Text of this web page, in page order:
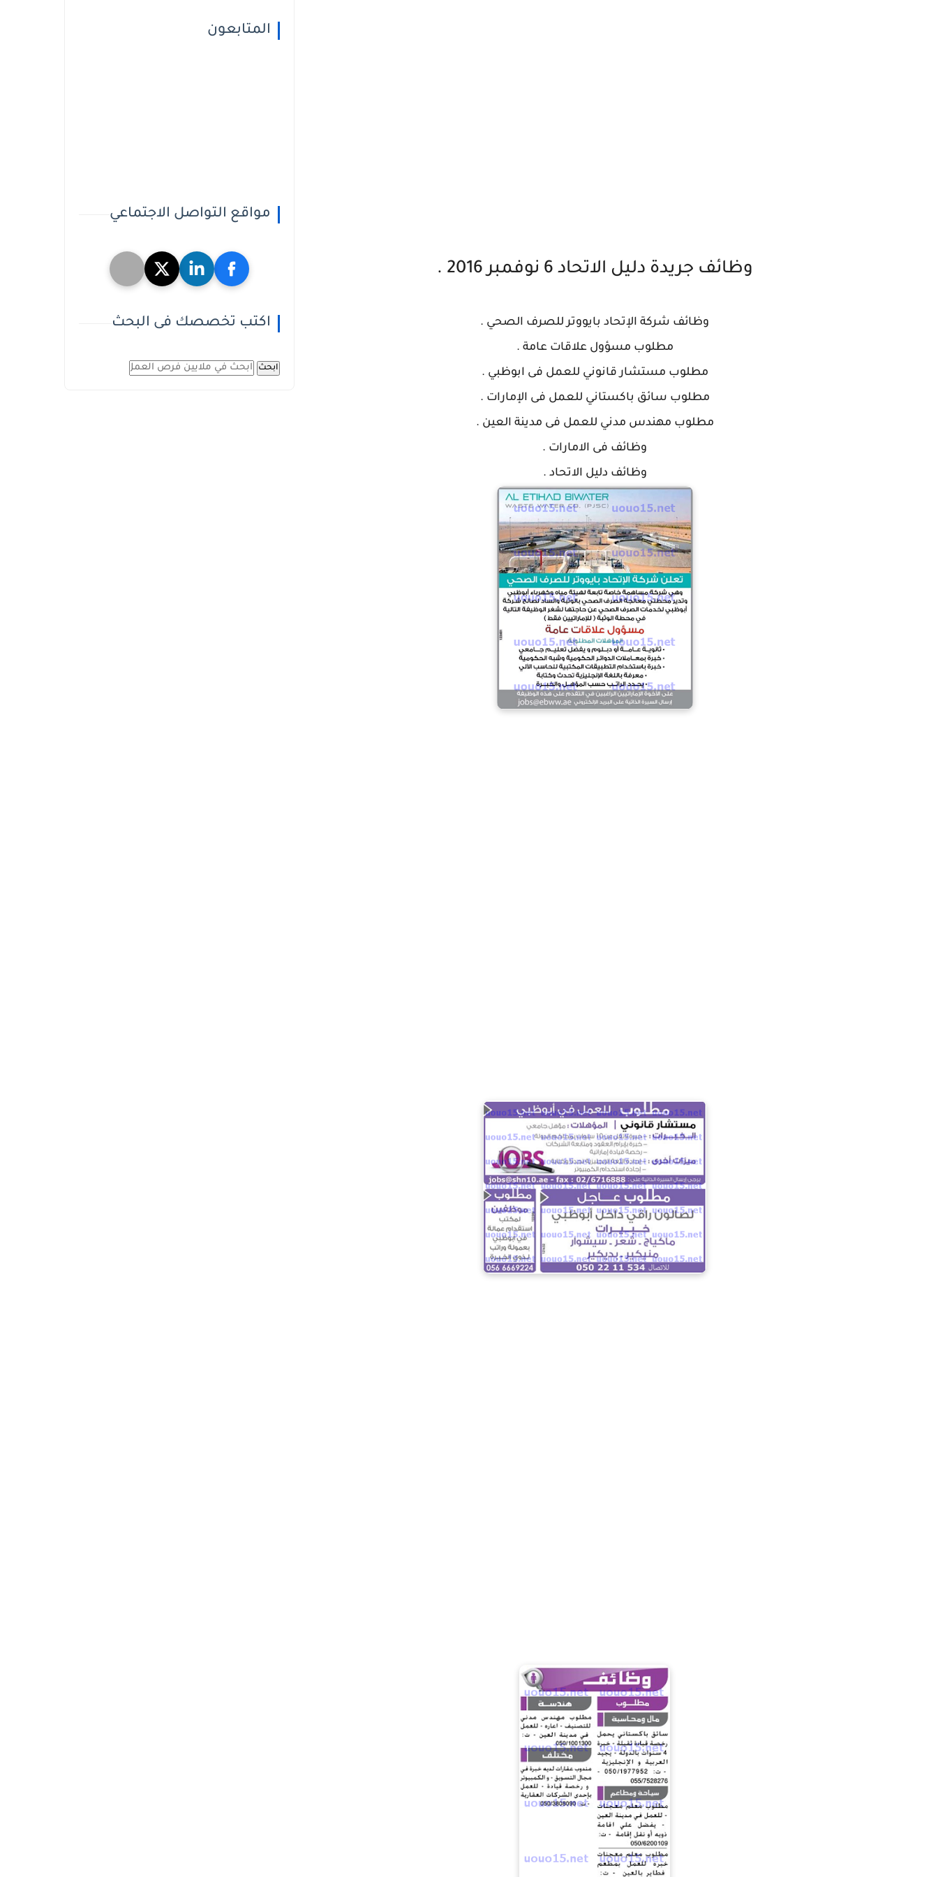
وظائف جريدة دليل الاتحاد 6 نوفمبر 2016 .
وظائف شركة الإتحاد بايووتر للصرف الصحي .
مطلوب مسؤول علاقات عامة .
مطلوب مستشار قانوني للعمل فى ابوظبي .
مطلوب سائق باكستاني للعمل فى الإمارات .
مطلوب مهندس مدني للعمل فى مدينة العين .
وظائف فى الامارات .
وظائف دليل الاتحاد .
المتابعون
مواقع التواصل الاجتماعي
اكتب تخصصك فى البحث
ابحث